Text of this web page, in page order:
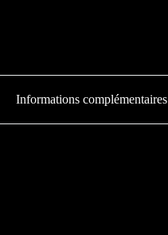
Informations complémentaires